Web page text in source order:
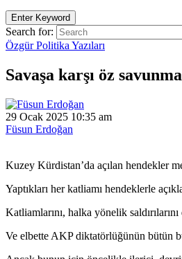
Enter Keyword
Search for:
Özgür Politika Yazıları
Savaşa karşı öz
29 Ocak 2025 10:35 am
Füsun Erdoğan
Kuzey Kürdistan’da açılan hendekler
Yaptıkları her katliamı hendeklerle
Katliamlarını, halka yönelik
Ve elbette AKP diktatörlüğünün bütün